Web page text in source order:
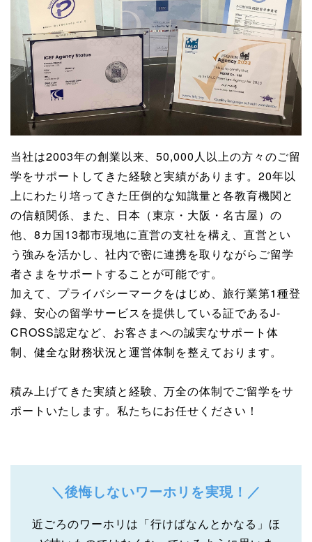
当社は2003年の創業以来、50,000人以上の方々のご留
学をサポートしてきた経験と実績があります。20年以
上にわたり培ってきた圧倒的な知識量と各教育機関と
の信頼関係、また、日本（東京・大阪・名古屋）の
他、8カ国13都市現地に直営の支社を構え、直営とい
う強みを活かし、社内で密に連携を取りながらご留学
者さまをサポートすることが可能です。
加えて、プライバシーマークをはじめ、旅行業第1種登
録、安心の留学サービスを提供している証であるJ-
CROSS認定など、お客さまへの誠実なサポート体
制、健全な財務状況と運営体制を整えております。
積み上げてきた実績と経験、万全の体制でご留学をサ
ポートいたします。私たちにお任せください！
＼後悔しないワーホリを実現！／
近ごろのワーホリは「行けばなんとかなる」ほ